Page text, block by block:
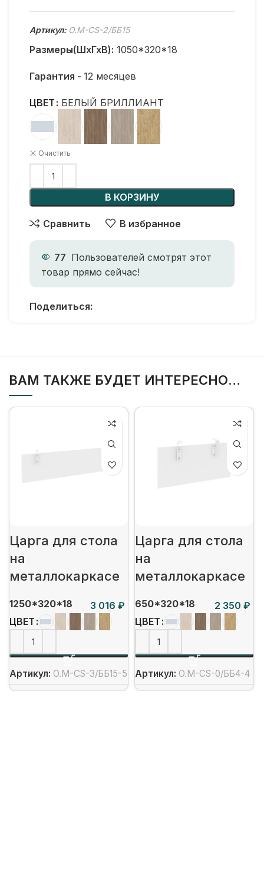
Артикул: O.M-CS-2/ББ15
Размеры(ШхГхВ): 1050*320*18
Гарантия - 12 месяцев
ЦВЕТ БЕЛЫЙ БРИЛЛИАНТ
Очистить
В КОРЗИНУ
Сравнить В избранное
77 Пользователей смотрят этот
товар прямо сейчас!
Поделиться:
ВАМ ТАКЖЕ БУДЕТ ИНТЕРЕСНО…
Царга для стола
на
металлокаркасе
1250*320*18
₽
ЦВЕТ
Артикул: O.M-CS-3/ББ15-5
Царга для стола
на
металлокаркасе
650*320*18
₽
ЦВЕТ
Артикул: O.M-CS-0/ББ4-4